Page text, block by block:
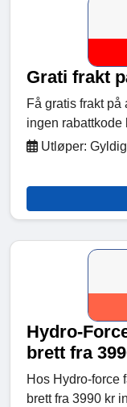
Grati frakt
Få gratis frakt
ingen rabattkode
Utløper:
Hydro-
brett fra
Hos Hydro-force
brett fra 3990 kr